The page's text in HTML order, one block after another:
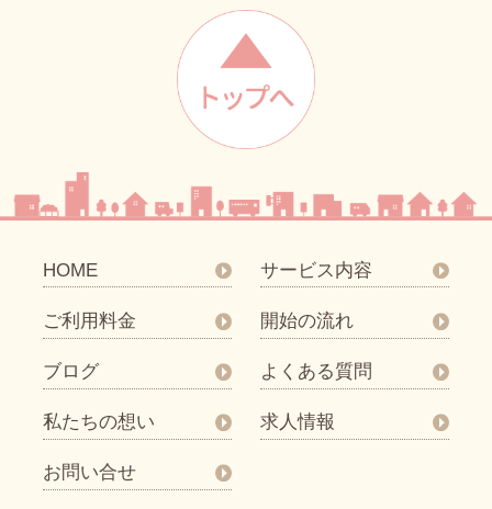
HOME サービス内容
ご利用料金 開始の流れ
ブログ よくある質問
私たちの想い 求人情報
お問い合せ